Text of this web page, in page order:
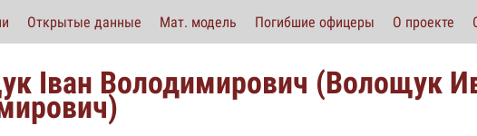
Открытые данные Мат. модель Погибшие офицеры О проекте
Іван Володимирович (Волощук